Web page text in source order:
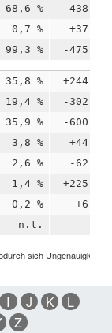
68,6 % -438
0,7 % +37
99,3 % -475
35,8 % +244
19,4 % -302
35,9 % -600
3,8 % +44
2,6 % -62
1,4 % +225
0,2 % +6
n.t.
sich
I J K
L
Z